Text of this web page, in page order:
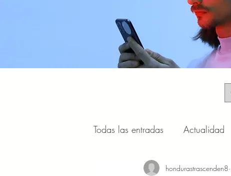
Todas las entradas Actualidad
Estilo de vida, viajes y turismo
hondurastrascenden8